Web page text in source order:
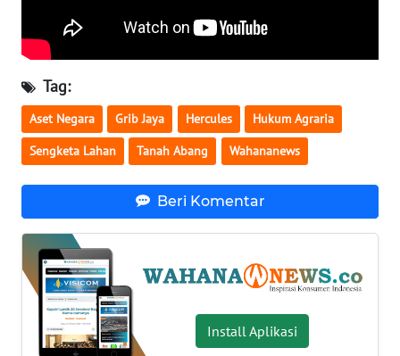
Tag:
Aset Negara Grib Jaya Hercules Hukum Agraria
Sengketa Lahan Tanah Abang Wahananews
Beri Komentar
Install Aplikasi
WN
SULTRA
WN
NTB
SULBAR
WN
BABEL